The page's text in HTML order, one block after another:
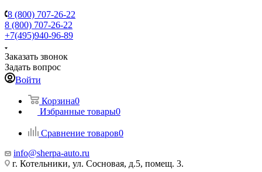
8 (800) 707-26-22
8 (800) 707-26-22
+7(495)940-96-89
Заказать звонок
Задать вопрос
Войти
Корзина0
Избранные товары0
Сравнение товаров0
info@sherpa-auto.ru
г. Котельники, ул. Сосновая, д.5, помещ. 3.